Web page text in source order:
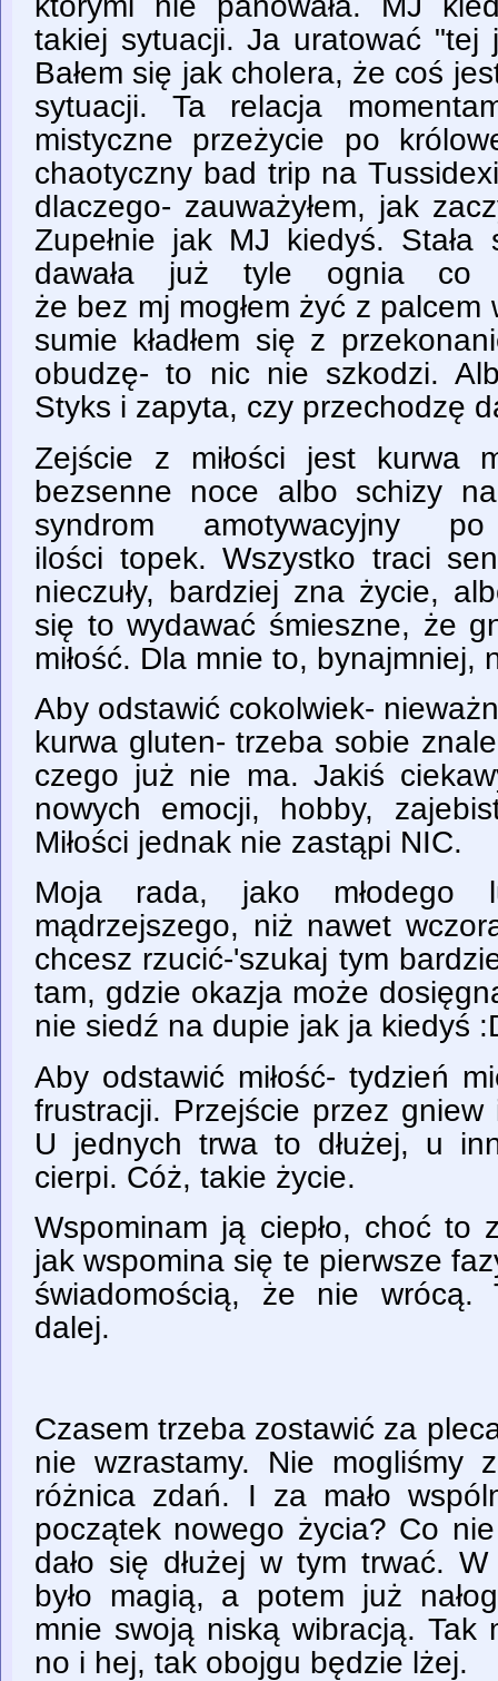
takiej sytuacji. Ja uratować "tej
Bałem się jak cholera, że coś
sytuacji. Ta relacja
mistyczne przeżycie po
chaotyczny bad trip na
dlaczego- zauważyłem, jak
Zupełnie jak MJ kiedyś.
dawała już tyle ognia co
że bez mj mogłem żyć z palcem
sumie kładłem się z
obudzę- to nic nie szkodzi.
Styks i zapyta, czy przechodzę
Zejście z miłości jest kurwa
bezsenne noce albo schizy
syndrom amotywacyjny
ilości topek. Wszystko traci
nieczuły, bardziej zna życie,
się to wydawać śmieszne, że
miłość. Dla mnie to, bynajmniej,
Aby odstawić cokolwiek-
kurwa gluten- trzeba sobie
czego już nie ma. Jakiś
nowych emocji, hobby,
Miłości jednak nie zastąpi NIC.
Moja rada, jako
mądrzejszego, niż nawet
chcesz rzucić-'szukaj tym
tam, gdzie okazja może
nie siedź na dupie jak ja kiedyś
Aby odstawić miłość- tydzień
frustracji. Przejście przez
U jednych trwa to dłużej, u
cierpi. Cóż, takie życie.
Wspominam ją ciepło, choć to
jak wspomina się te pierwsze
świadomością, że nie wrócą.
dalej.
Czasem trzeba zostawić za
nie wzrastamy. Nie mogliśmy
różnica zdań. I za mało
początek nowego życia? Co
dało się dłużej w tym trwać.
było magią, a potem już
mnie swoją niską wibracją. Tak
no i hej, tak obojgu będzie lżej.